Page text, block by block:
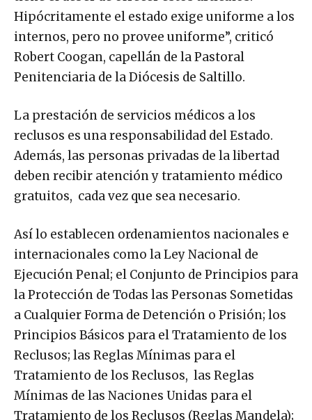
Hipócritamente el estado exige uniforme a los
internos, pero no provee uniforme”, criticó
Robert Coogan, capellán de la Pastoral
Penitenciaria de la Diócesis de Saltillo.
La prestación de servicios médicos a los
reclusos es una responsabilidad del Estado.
Además, las personas privadas de la libertad
deben recibir atención y tratamiento médico
gratuitos, cada vez que sea necesario.
Así lo establecen ordenamientos nacionales e
internacionales como la Ley Nacional de
Ejecución Penal; el Conjunto de Principios para
la Protección de Todas las Personas Sometidas
a Cualquier Forma de Detención o Prisión; los
Principios Básicos para el Tratamiento de los
Reclusos; las Reglas Mínimas para el
Tratamiento de los Reclusos, las Reglas
Mínimas de las Naciones Unidas para el
Tratamiento de los Reclusos (Reglas Mandela);